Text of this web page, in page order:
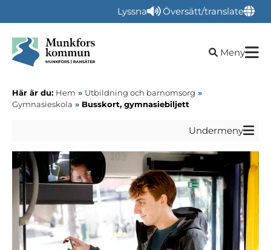
Lyssna Översätt/translate
Öppna
Meny
Här är du: Hem » Utbildning och barnomsorg »
Gymnasieskola » Busskort, gymnasiebiljett
Undermeny